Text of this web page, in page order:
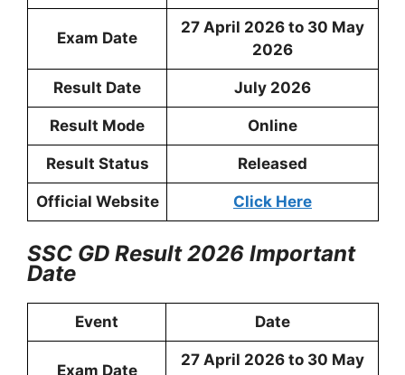
Exam Date
27 April 2026 to 30 May
2026
Result Date July 2026
Result Mode Online
Result Status Released
Official Website Click Here
SSC GD Result 2026 Important
Date
Event Date
Exam Date
27 April 2026 to 30 May